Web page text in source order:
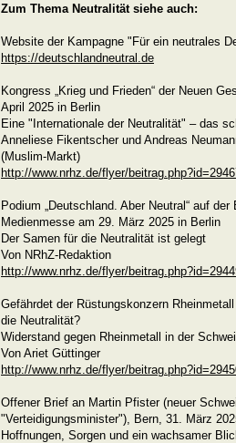
Zum Thema Neutralität siehe auch:
Website der Kampagne "Für ein neutrales
https://deutschlandneutral.de
Kongress „Krieg und Frieden“ der Neuen
April 2025 in Berlin
Eine "Internationale der Neutralität" – das
Anneliese Fikentscher und Andreas
(Muslim-Markt)
http://www.nrhz.de/flyer/
Podium „Deutschland. Aber Neutral“ auf
Medienmesse am 29. März 2025 in Berlin
Der Samen für die Neutralität ist gelegt
Von NRhZ-Redaktion
http://www.nrhz.de/flyer/
Gefährdet der Rüstungskonzern
die Neutralität?
Widerstand gegen Rheinmetall in der
Von Ariet Güttinger
http://www.nrhz.de/flyer/
Offener Brief an Martin Pfister (neuer
"Verteidigungsminister"), Bern, 31. März
Hoffnungen, Sorgen und ein wachsamer